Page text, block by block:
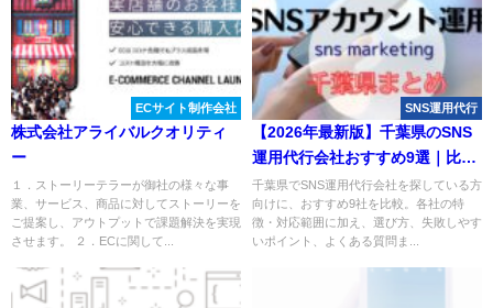
ECサイト制作会社
株式会社アライバルクオリティ
ー
１．ストーリーテラーが御社の様々な事
業、サービス、商品に対してストーリーを
ご提案し、アウトプットで課題解決を実現
させます。 ２．ECに関して...
SNS運用代行
【2026年最新版】千葉県のSNS
運用代行会社おすすめ9選｜比較
表・選び方も解説
千葉県でSNS運用代行会社を探している方
向けに、おすすめ9社を比較。各社の特
徴・対応範囲に加え、選び方、失敗しやす
いポイント、よくある質問ま...